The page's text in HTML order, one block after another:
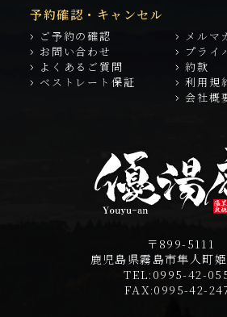
予約確認・キャンセル
ご予約の確認
メルマ
お問い合わせ
プライ
よくあるご質問
約款
ベストレート保証
利用規
会社概
〒899-5111
鹿児島県霧島市隼人町
TEL: 0995-42-
FAX:0995-42-